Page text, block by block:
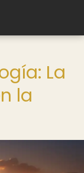
La
la